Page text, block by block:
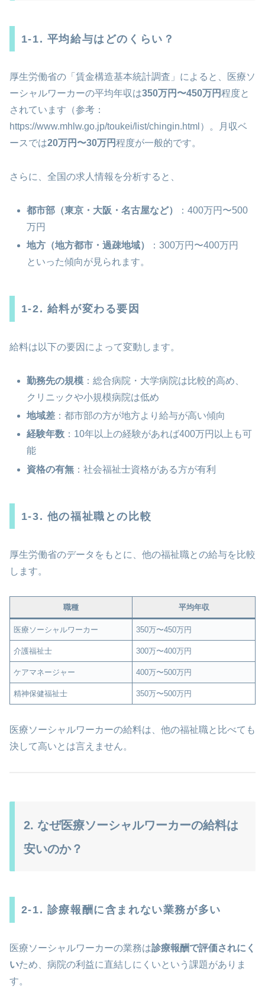
1-1. 平均給与はどのくらい？
厚生労働省の「賃金構造基本統計調査」によると、医療ソ
ーシャルワーカーの平均年収は350万円〜450万円程度と
されています（参考：
https://www.mhlw.go.jp/toukei/list/chingin.html）。月収ベ
ースでは20万円〜30万円程度が一般的です。
さらに、全国の求人情報を分析すると、
都市部（東京・大阪・名古屋など）
：400万円〜500
万円
地方（地方都市・過疎地域）
：300万円〜400万円
といった傾向が見られます。
1-2. 給料が変わる要因
給料は以下の要因によって変動します。
勤務先の規模 ：総合病院・大学病院は比較的高め、
クリニックや小規模病院は低め
地域差 ：都市部の方が地方より給与が高い傾向
経験年数 ：10年以上の経験があれば400万円以上も可
能
資格の有無 ：社会福祉士資格がある方が有利
1-3. 他の福祉職との比較
厚生労働省のデータをもとに、他の福祉職との給与を比較
します。
職種 平均年収
医療ソーシャルワーカー 350万〜450万円
介護福祉士 300万〜400万円
ケアマネージャー 400万〜500万円
精神保健福祉士 350万〜500万円
医療ソーシャルワーカーの給料は、他の福祉職と比べても
決して高いとは言えません。
2. なぜ医療ソーシャルワーカーの給料は
安いのか？
2-1. 診療報酬に含まれない業務が多い
医療ソーシャルワーカーの業務は診療報酬で評価されにく
いため、病院の利益に直結しにくいという課題がありま
す。